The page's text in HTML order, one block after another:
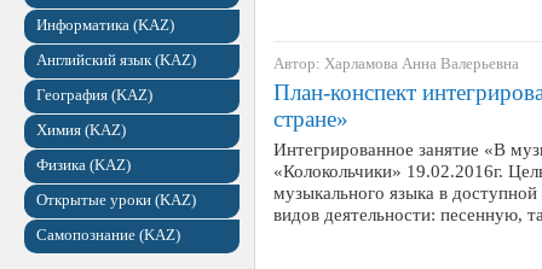
Информатика (KAZ)
Английский язык (KAZ)
География (KAZ)
Химия (KAZ)
Физика (KAZ)
Открытые уроки (KAZ)
Самопознание (KAZ)
Автор: Харламова Анна Валерьевна
План-конспект
стране»
Интегрированное занятие «В
«Колокольчики» 19.02.2016г.
музыкального языка в
видов деятельности: песенную,